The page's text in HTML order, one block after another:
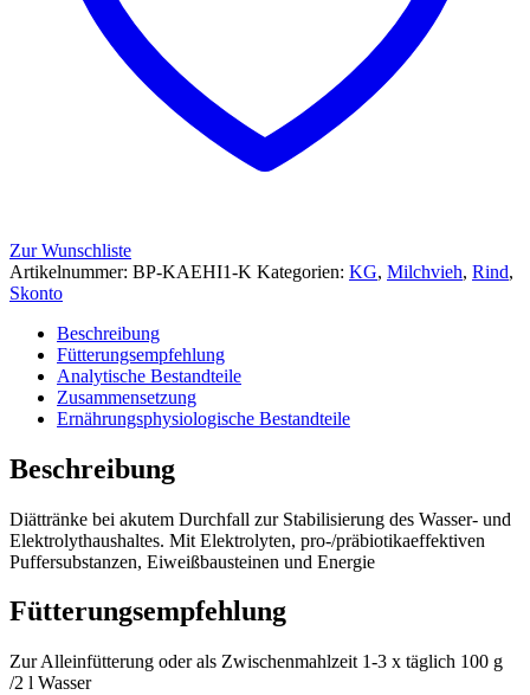
Zur Wunschliste
Artikelnummer: BP-KAEHI1-K Kategorien: KG, Milchvieh, Rind,
Skonto
Beschreibung
Fütterungsempfehlung
Analytische Bestandteile
Zusammensetzung
Ernährungsphysiologische Bestandteile
Beschreibung
Diättränke bei akutem Durchfall zur Stabilisierung des Wasser- und
Elektrolythaushaltes. Mit Elektrolyten, pro-/präbiotikaeffektiven
Puffersubstanzen, Eiweißbausteinen und Energie
Fütterungsempfehlung
Zur Alleinfütterung oder als Zwischenmahlzeit 1-3 x täglich 100 g
/2 l Wasser